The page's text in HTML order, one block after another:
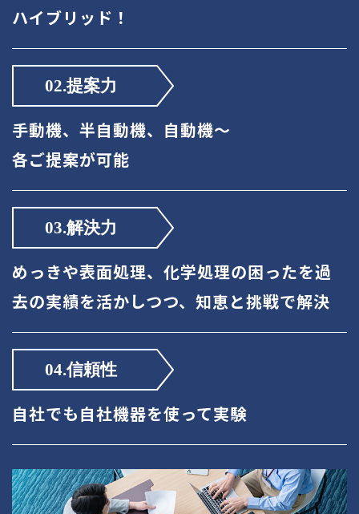
ハイブリッド！
手動機、半自動機、自動機～
各ご提案が可能
めっきや表面処理、化学処理の困ったを過
去の実績を活かしつつ、知恵と挑戦で解決
自社でも自社機器を使って実験